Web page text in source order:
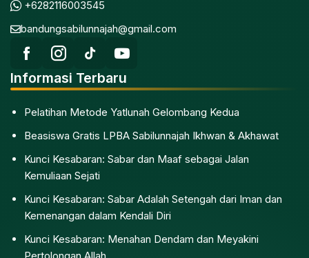
+6282116003545
bandungsabilunnajah@gmail.com
Informasi Terbaru
Pelatihan Metode Yatlunah Gelombang Kedua
Beasiswa Gratis LPBA Sabilunnajah Ikhwan & Akhawat
Kunci Kesabaran: Sabar dan Maaf sebagai Jalan
Kemuliaan Sejati
Kunci Kesabaran: Sabar Adalah Setengah dari Iman dan
Kemenangan dalam Kendali Diri
Kunci Kesabaran: Menahan Dendam dan Meyakini